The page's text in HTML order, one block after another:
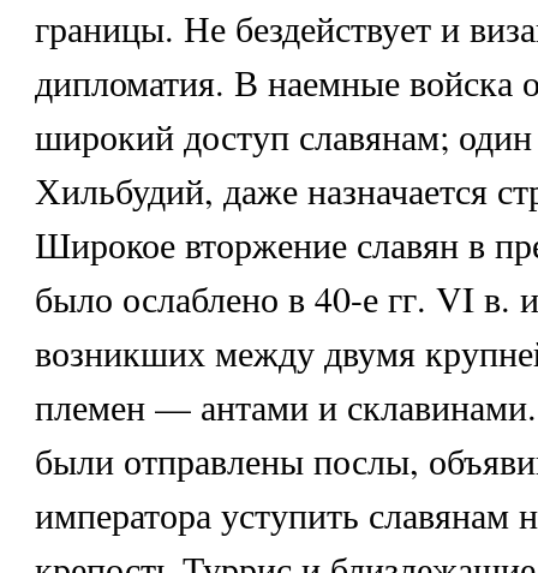
границы. Не бездействует и
дипломатия. В наемные войска
широкий доступ славянам;
Хильбудий, даже назначается
Широкое вторжение славян в
было ослаблено в 40-е гг. VI в.
возникших между двумя
племен — антами и
были отправлены послы,
императора уступить славянам